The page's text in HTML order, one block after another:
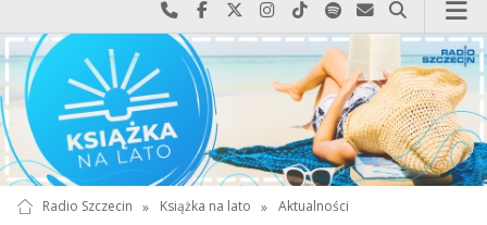
Najlepiej po prostu do nas zadzwoń
Odwiedź nas na Facebook-u
Odwiedź nas na X
Odwiedź nas na Instagram-ie
Odwiedź nas na TikTok-u
Szukaj nas na Spotify
Wyślij do nas
Szukaj
Radio Szczecin » Książka na lato » Aktualności